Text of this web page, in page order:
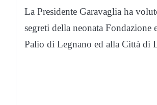
La Presidente Garavaglia ha
segreti della neonata Fondazione
Palio di Legnano ed alla Città di